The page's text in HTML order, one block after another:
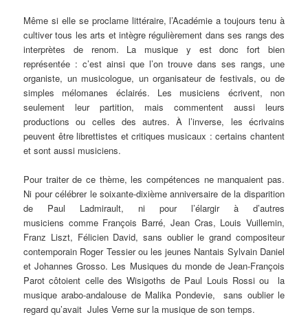
Même si elle se proclame littéraire, l’Académie a toujours tenu à
cultiver tous les arts et intègre régulièrement dans ses rangs des
interprètes de renom. La musique y est donc fort bien
représentée : c’est ainsi que l’on trouve dans ses rangs, une
organiste, un musicologue, un organisateur de festivals, ou de
simples mélomanes éclairés. Les musiciens écrivent, non
seulement leur partition, mais commentent aussi leurs
productions ou celles des autres. À l’inverse, les écrivains
peuvent être librettistes et critiques musicaux : certains chantent
et sont aussi musiciens.
Pour traiter de ce thème, les compétences ne manquaient pas.
Ni pour célébrer le soixante-dixième anniversaire de la disparition
de Paul Ladmirault, ni pour l’élargir à d’autres
musiciens comme François Barré, Jean Cras, Louis Vuillemin,
Franz Liszt, Félicien David, sans oublier le grand compositeur
contemporain Roger Tessier ou les jeunes Nantais Sylvain Daniel
et Johannes Grosso. Les Musiques du monde de Jean-François
Parot côtoient celle des Wisigoths de Paul Louis Rossi ou la
musique arabo-andalouse de Malika Pondevie, sans oublier le
regard qu’avait Jules Verne sur la musique de son temps.